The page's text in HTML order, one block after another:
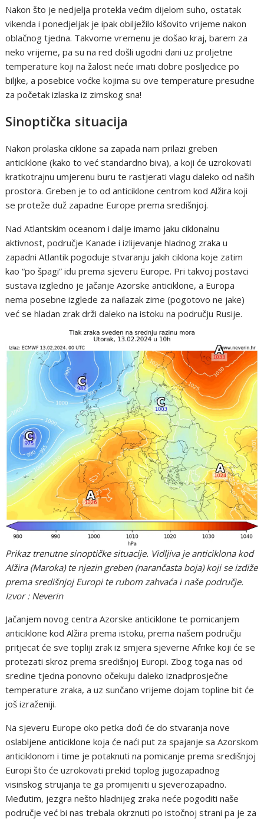
Nakon što je nedjelja protekla većim dijelom suho, ostatak
vikenda i ponedjeljak je ipak obilježilo kišovito vrijeme nakon
oblačnog tjedna. Takvome vremenu je došao kraj, barem za
neko vrijeme, pa su na red došli ugodni dani uz proljetne
temperature koji na žalost neće imati dobre posljedice po
biljke, a posebice voćke kojima su ove temperature presudne
za početak izlaska iz zimskog sna!
Sinoptička situacija
Nakon prolaska ciklone sa zapada nam prilazi greben
anticiklone (kako to već standardno biva), a koji će uzrokovati
kratkotrajnu umjerenu buru te rastjerati vlagu daleko od naših
prostora. Greben je to od anticiklone centrom kod Alžira koji
se proteže duž zapadne Europe prema središnjoj.
Nad Atlantskim oceanom i dalje imamo jaku ciklonalnu
aktivnost, područje Kanade i izlijevanje hladnog zraka u
zapadni Atlantik pogoduje stvaranju jakih ciklona koje zatim
kao “po špagi” idu prema sjeveru Europe. Pri takvoj postavci
sustava izgledno je jačanje Azorske anticiklone, a Europa
nema posebne izglede za nailazak zime (pogotovo ne jake)
već se hladan zrak drži daleko na istoku na području Rusije.
Prikaz trenutne sinoptičke situacije. Vidljiva je anticiklona kod
Alžira (Maroka) te njezin greben (narančasta boja) koji se izdiže
prema središnjoj Europi te rubom zahvaća i naše područje.
Izvor : Neverin
Jačanjem novog centra Azorske anticiklone te pomicanjem
anticiklone kod Alžira prema istoku, prema našem području
pritjecat će sve topliji zrak iz smjera sjeverne Afrike koji će se
protezati skroz prema središnjoj Europi. Zbog toga nas od
sredine tjedna ponovno očekuju daleko iznadprosječne
temperature zraka, a uz sunčano vrijeme dojam topline bit će
još izraženiji.
Na sjeveru Europe oko petka doći će do stvaranja nove
oslabljene anticiklone koja će naći put za spajanje sa Azorskom
anticiklonom i time je potaknuti na pomicanje prema središnjoj
Europi što će uzrokovati prekid toplog jugozapadnog
visinskog strujanja te ga promijeniti u sjeverozapadno.
Međutim, jezgra nešto hladnijeg zraka neće pogoditi naše
područje već bi nas trebala okrznuti po istočnoj strani pa je za